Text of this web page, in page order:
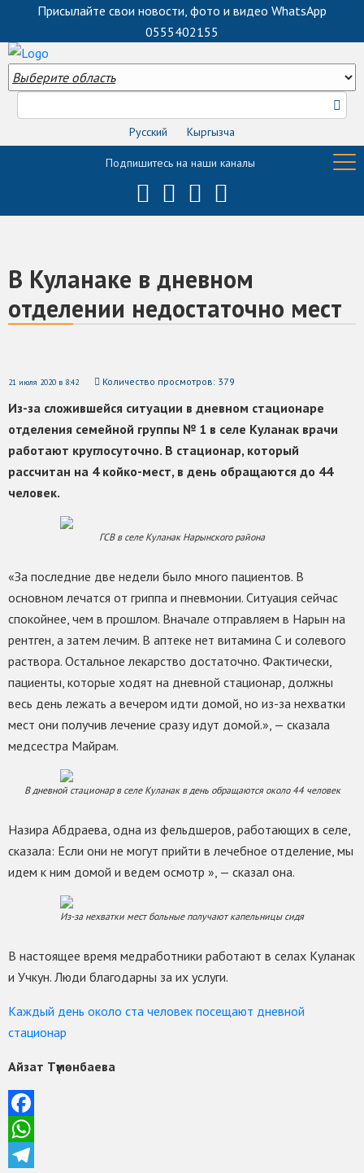
Присылайте свои новости, фото и видео WhatsApp
0555402155
Русский Кыргызча
Подпишитесь на наши каналы
В Куланаке в дневном
отделении недостаточно мест
21 июля 2020 в 8:42 Количество просмотров: 379
Из-за сложившейся ситуации в дневном стационаре
отделения семейной группы № 1 в селе Куланак врачи
работают круглосуточно. В стационар, который
рассчитан на 4 койко-мест, в день обращаются до 44
человек.
ГСВ в селе Куланак Нарынского района
«За последние две недели было много пациентов. В
основном лечатся от гриппа и пневмонии. Ситуация сейчас
спокойнее, чем в прошлом. Вначале отправляем в Нарын на
рентген, а затем лечим. В аптеке нет витамина С и солевого
раствора. Остальное лекарство достаточно. Фактически,
пациенты, которые ходят на дневной стационар, должны
весь день лежать а вечером идти домой, но из-за нехватки
мест они получив лечение сразу идут домой.», — сказала
медсестра Майрам.
В дневной стационар в селе Куланак в день обращаются около 44 человек
Назира Абдраева, одна из фельдшеров, работающих в селе,
сказала: Если они не могут прийти в лечебное отделение, мы
идем к ним домой и ведем осмотр », — сказал она.
Из-за нехватки мест больные получают капельницы сидя
В настоящее время медработники работают в селах Куланак
и Учкун. Люди благодарны за их услуги.
Каждый день около cта человек посещают дневной
стационар
Айзат Түмөнбаева
Facebook
WhatsApp